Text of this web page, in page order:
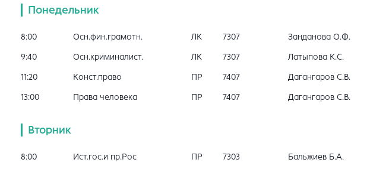
Понедельник
8:00 Осн.фин.грамотн. ЛК 7307 Занданова О.Ф.
9:40 Осн.криминалист. ЛК 7307 Латыпова К.С.
11:20 Конст.право ПР 7407 Дагангаров С.В.
13:00 Права человека ПР 7407 Дагангаров С.В.
Вторник
8:00 Ист.гос.и пр.Рос ПР 7303 Бальжиев Б.А.